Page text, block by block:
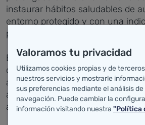
instaurar hábitos saludables de
entorno protegido y con una
personalizada.
El proyecto se organiza en ciclos
con grupos reducidos,
aeróbicos por intervalos y de
adaptaciones específicas para
adherencia y seguridad de los
Valoramos tu privacidad
Utilizamos cookies propias y de
nuestros servicios y mostrarle
sus preferencias mediante el análisis
navegación. Puede cambiar la
información visitando nuestra "Política